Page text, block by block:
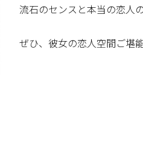
流石のセンスと本当の恋人
ぜひ、彼女の恋人空間ご堪